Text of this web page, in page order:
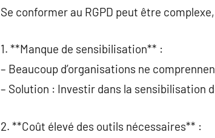
Se conformer au RGPD peut être
1. **Manque de sensibilisation** :
– Beaucoup d’organisations ne
– Solution : Investir dans la sensibilisation
2. **Coût élevé des outils nécessaires** :